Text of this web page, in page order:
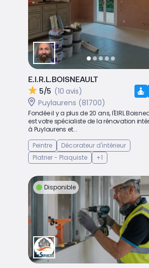
E.I.R.L.BOISNEAULT
5/5 (10 avis)
Puylaurens (81700)
Fondée il y a plus de 20 ans, l'EIRL
est votre spécialiste de la rénovation
à Puylaurens et...
Peintre
Décorateur d'intérieur
Platrier - Plaquiste
+1
Disponible